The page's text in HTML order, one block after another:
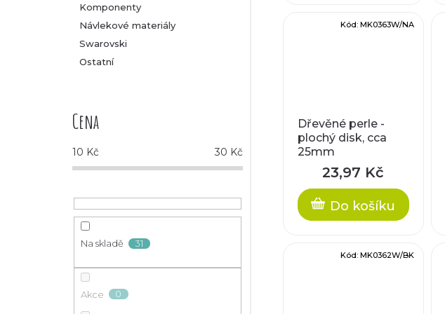
Komponenty
Návlekové materiály
Swarovski
Ostatní
Cena
10 Kč 30 Kč
Na skladě 31
Akce 0
Dřevěné perle -
plochý disk, cca
25mm
23,97 Kč
Do košíku
Kód: MK0363W/NA
Kód: MK0362W/BK